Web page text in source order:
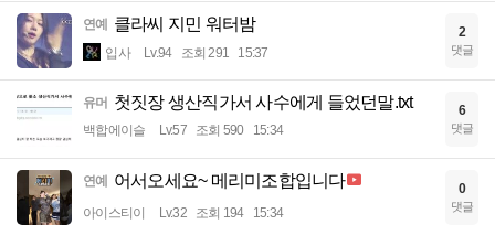
연예 클라씨 지민 워터밤
입사 Lv.94 조회 291 15:37
2
댓글
유머 첫짓장 생산직가서 사수에게 들었던말.txt
백합에이슬 Lv.57 조회 590 15:34
6
댓글
연예 어서오세요~ 메리미조합입니다
아이스티이 Lv.32 조회 194 15:34
0
댓글